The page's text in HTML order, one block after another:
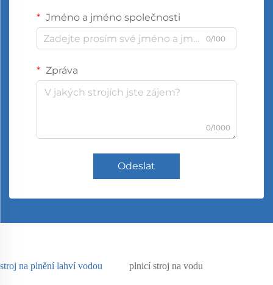
Jméno a jméno společnosti
0/100
Zpráva
0/1000
Odeslat
stroj na plnění lahví vodou plnicí stroj na vodu